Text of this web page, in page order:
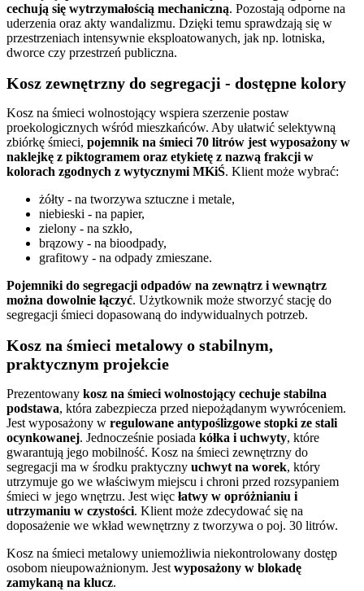
cechują się wytrzymałością mechaniczną. Pozostają odporne na
uderzenia oraz akty wandalizmu. Dzięki temu sprawdzają się w
przestrzeniach intensywnie eksploatowanych, jak np. lotniska,
dworce czy przestrzeń publiczna.
Kosz zewnętrzny do segregacji - dostępne kolory
Kosz na śmieci wolnostojący wspiera szerzenie postaw
proekologicznych wśród mieszkańców. Aby ułatwić selektywną
zbiórkę śmieci, pojemnik na śmieci 70 litrów jest wyposażony w
naklejkę z piktogramem oraz etykietę z nazwą frakcji w
kolorach zgodnych z wytycznymi MKiŚ. Klient może wybrać:
żółty - na tworzywa sztuczne i metale,
niebieski - na papier,
zielony - na szkło,
brązowy - na bioodpady,
grafitowy - na odpady zmieszane.
Pojemniki do segregacji odpadów na zewnątrz i wewnątrz
można dowolnie łączyć. Użytkownik może stworzyć stację do
segregacji śmieci dopasowaną do indywidualnych potrzeb.
Kosz na śmieci metalowy o stabilnym,
praktycznym projekcie
Prezentowany kosz na śmieci wolnostojący cechuje stabilna
podstawa, która zabezpiecza przed niepożądanym wywróceniem.
Jest wyposażony w regulowane antypoślizgowe stopki ze stali
ocynkowanej. Jednocześnie posiada kółka i uchwyty, które
gwarantują jego mobilność. Kosz na śmieci zewnętrzny do
segregacji ma w środku praktyczny uchwyt na worek, który
utrzymuje go we właściwym miejscu i chroni przed rozsypaniem
śmieci w jego wnętrzu. Jest więc łatwy w opróżnianiu i
utrzymaniu w czystości. Klient może zdecydować się na
doposażenie we wkład wewnętrzny z tworzywa o poj. 30 litrów.
Kosz na śmieci metalowy uniemożliwia niekontrolowany dostęp
osobom nieupoważnionym. Jest wyposażony w blokadę
zamykaną na klucz.